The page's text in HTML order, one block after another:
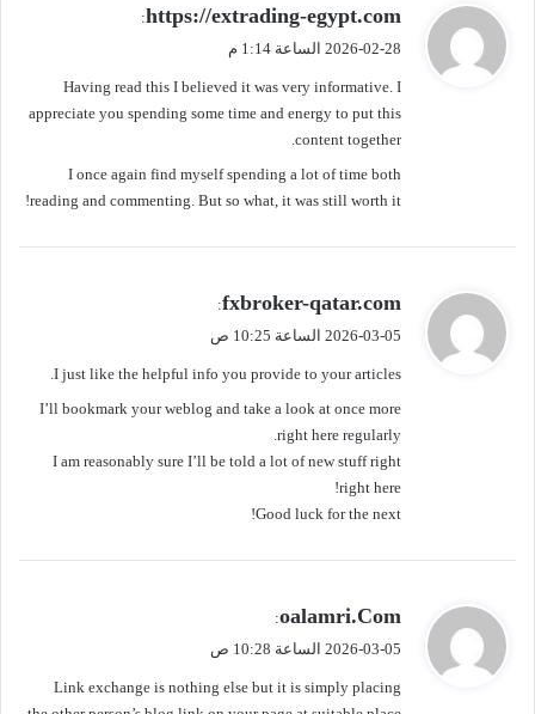
ي
ل
https://extrading-egypt.com
:
2026-02-28 الساعة 1:14 م
Having read this I believed it was very informative. I
appreciate you spending some time and energy to put this
content together.
I once again find myself spending a lot of time both
reading and commenting. But so what, it was still worth it!
ي
ل
fxbroker-qatar.com
:
2026-03-05 الساعة 10:25 ص
I just like the helpful info you provide to your articles.
I’ll bookmark your weblog and take a look at once more
right here regularly.
I am reasonably sure I’ll be told a lot of new stuff right
right here!
Good luck for the next!
ي
ل
oalamri.Com
:
2026-03-05 الساعة 10:28 ص
Link exchange is nothing else but it is simply placing